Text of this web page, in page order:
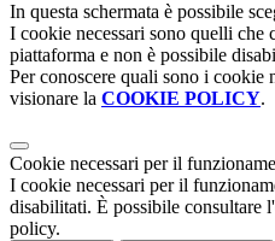
In questa schermata è possibile
I cookie necessari sono quelli che
piattaforma e non è possibile
Per conoscere quali sono i cookie
visionare la COOKIE POLICY.
Cookie necessari per il
I cookie necessari per il
disabilitati. È possibile consultare
policy.